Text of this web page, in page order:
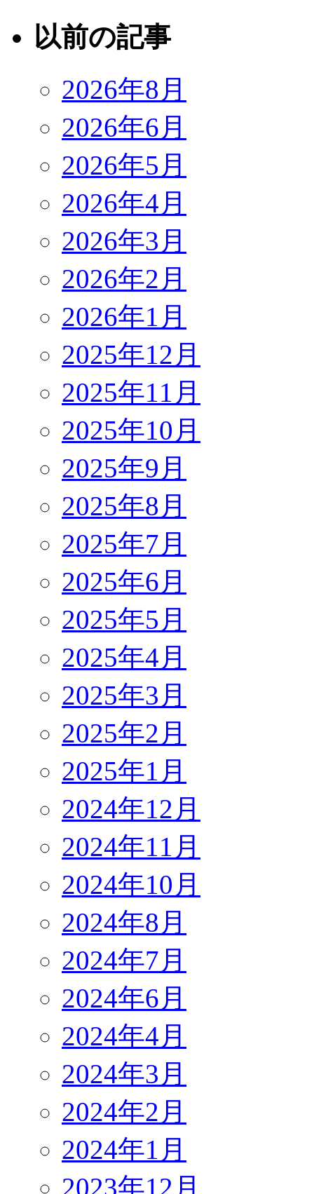
以前の記事
2026年8月
2026年6月
2026年5月
2026年4月
2026年3月
2026年2月
2026年1月
2025年12月
2025年11月
2025年10月
2025年9月
2025年8月
2025年7月
2025年6月
2025年5月
2025年4月
2025年3月
2025年2月
2025年1月
2024年12月
2024年11月
2024年10月
2024年8月
2024年7月
2024年6月
2024年4月
2024年3月
2024年2月
2024年1月
2023年12月